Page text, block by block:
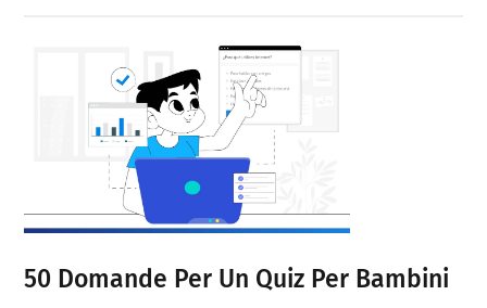
50 Domande Per Un Quiz Per Bambini